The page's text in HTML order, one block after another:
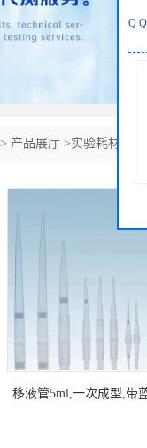
> 产品展厅 >实验耗材
移液管5ml,一次成型,带
Q Q